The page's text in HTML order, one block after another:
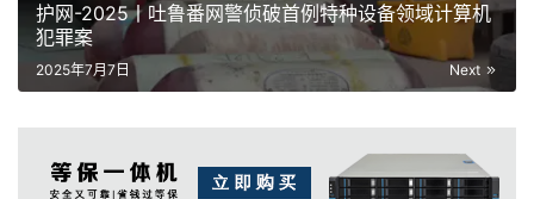
护网-2025丨吐鲁番网警侦破首例特种设备领域计算机
犯罪案
Next
2025年7月7日